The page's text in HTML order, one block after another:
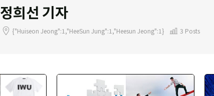
정희선 기자
{"Huiseon Jeong":1,"HeeSun Jung":1,"Heesun Jeong":1} 3 Posts